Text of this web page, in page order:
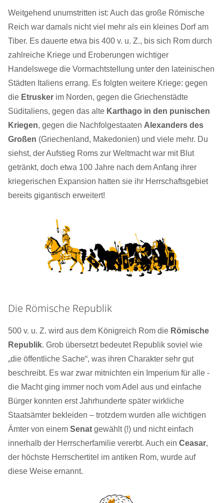
Weitgehend unumstritten ist: Auch das große Römische
Reich war damals nicht viel mehr als ein kleines Dorf am
Tiber. Es dauerte etwa bis 400 v. u. Z., bis sich Rom durch
zahlreiche Kriege und Eroberungen wichtiger
Handelswege die Vormachtstellung unter den lateinischen
Städten Italiens errang. Es folgten weitere Kriege: gegen
die Etrusker im Norden, gegen die Griechenstädte
Süditaliens, gegen das alte Karthago in den punischen
Kriegen, gegen die Nachfolgestaaten Alexanders des
Großen (Griechenland, Makedonien) und viele mehr. Du
siehst, der Aufstieg Roms zur Weltmacht war mit Blut
getränkt, doch etwa 100 Jahre nach dem Anfang ihrer
kriegerischen Expansion hatten sie ihr Herrschaftsgebiet
bereits gigantisch erweitert!
Die Römische Republik
500 v. u. Z. wird aus dem Königreich Rom die Römische
Republik. Grob übersetzt bedeutet Republik soviel wie
„die öffentliche Sache“, was ihren Charakter sehr gut
beschreibt. Es war zwar mitnichten ein Imperium für alle -
die Macht ging immer noch vom Adel aus und einfache
Bürger konnten erst Jahrhunderte später wirkliche
Staatsämter bekleiden – trotzdem wurden alle wichtigen
Ämter von einem Senat gewählt (!) und nicht einfach
innerhalb der Herrscherfamilie vererbt. Auch ein Ceasar,
der höchste Herrschertitel im antiken Rom, wurde auf
diese Weise ernannt.